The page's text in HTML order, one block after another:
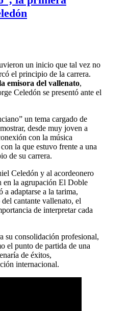
un inicio que tal vez no
el principio de la carrera.
emisora del vallenato,
Celedón se presentó ante el
un tema cargado de
desde muy joven a
con la música
la que estuvo frente a una
de su carrera.
Celedón y al acordeonero
en la agrupación El Doble
a adaptarse a la tarima,
cantante vallenato, el
de interpretar cada
su consolidación profesional,
el punto de partida de una
de éxitos,
internacional.